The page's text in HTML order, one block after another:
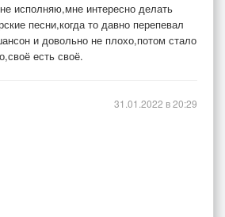
исполняю,мне интересно делать
песни,когда то давно перепевал
и довольно не плохо,потом стало
есть своё.
31.01.2022 в 20:29